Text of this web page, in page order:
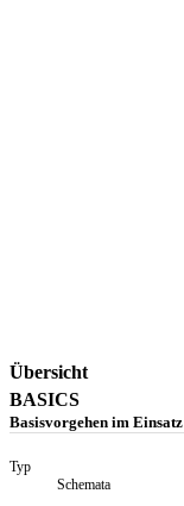
Übersicht
BASICS
Basisvorgehen im Einsatz
Typ
Schemata